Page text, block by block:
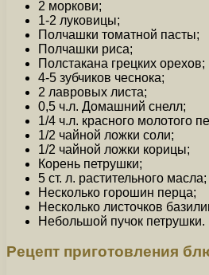
2 моркови;
1-2 луковицы;
Полчашки томатной пасты;
Полчашки риса;
Полстакана грецких орехов;
4-5 зубчиков чеснока;
2 лавровых листа;
0,5 ч.л. Домашний снелл;
1/4 ч.л. красного молотого
1/2 чайной ложки соли;
1/2 чайной ложки корицы;
Корень петрушки;
5 ст. л. растительного масла;
Несколько горошин перца;
Несколько листочков
Небольшой пучок петрушки.
Рецепт приготовления